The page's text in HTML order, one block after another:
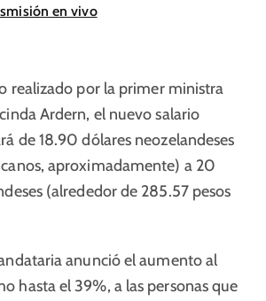
en vivo
realizado por la primer ministra
Ardern, el nuevo salario
de 18.90 dólares neozelandeses
aproximadamente) a 20
(alrededor de 285.57 pesos
anunció el aumento al
hasta el 39%, a las personas que